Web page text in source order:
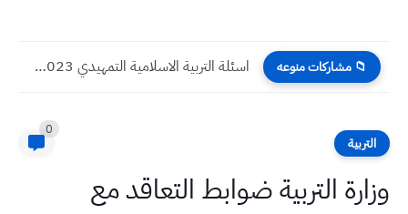
📁 مشاركات منوعه اسئلة التربية الاسلامية التمهيدي 2023 صف سادس احيائي
التربية
0
وزارة التربية ضوابط التعاقد مع